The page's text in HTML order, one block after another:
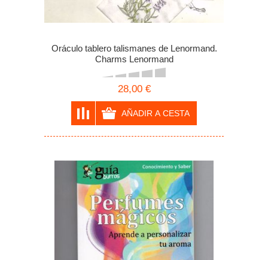
Oráculo tablero talismanes de Lenormand.
Charms Lenormand
28,00 €